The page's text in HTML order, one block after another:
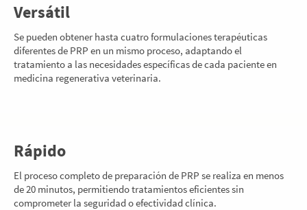
Versátil
Se pueden obtener hasta cuatro formulaciones terapéuticas
diferentes de PRP en un mismo proceso, adaptando el
tratamiento a las necesidades específicas de cada paciente en
medicina regenerativa veterinaria.
Rápido
El proceso completo de preparación de PRP se realiza en menos
de 20 minutos, permitiendo tratamientos eficientes sin
comprometer la seguridad o efectividad clínica.